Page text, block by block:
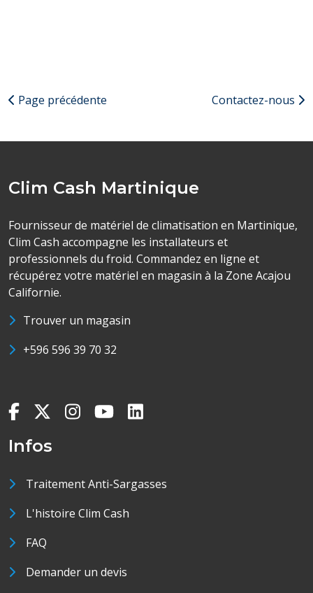
Page précédente Contactez-nous
Clim Cash Martinique
Fournisseur de matériel de climatisation en Martinique,
Clim Cash accompagne les installateurs et
professionnels du froid. Commandez en ligne et
récupérez votre matériel en magasin à la Zone Acajou
Californie.
Trouver un magasin
+596 596 39 70 32
Infos
Traitement Anti-Sargasses
L'histoire Clim Cash
FAQ
Demander un devis